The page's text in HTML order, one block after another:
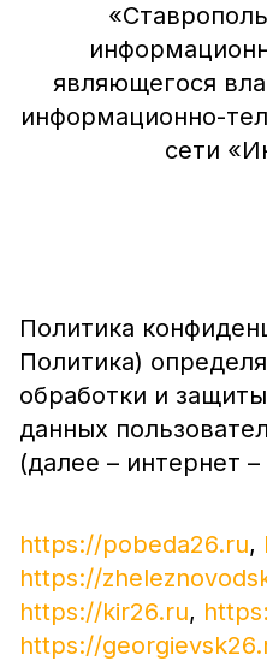
являющегося
информационно-
сети
Политика
Политика)
обработки и
данных
(далее – интернет –
https://pobeda26.ru,
https://
https://kir26.ru,
https://